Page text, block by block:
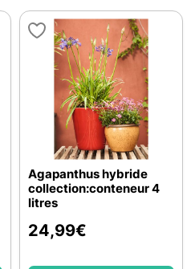
Agapanthus hybride
collection:conteneur 4
litres
24,99€